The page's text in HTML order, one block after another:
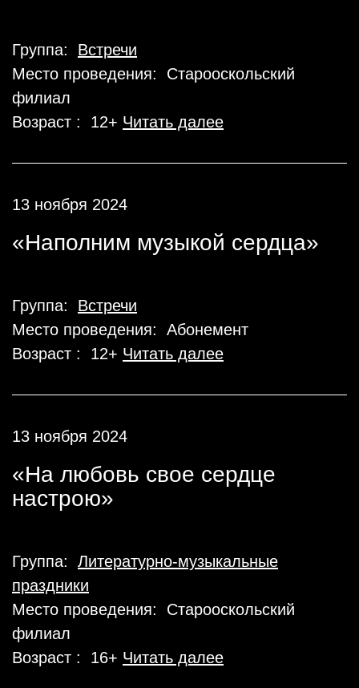
Группа: Встречи
Место проведения: Старооскольский
филиал
Возраст : 12+ Читать далее
13 ноября 2024
«Наполним музыкой сердца»
Группа: Встречи
Место проведения: Абонемент
Возраст : 12+ Читать далее
13 ноября 2024
«На любовь свое сердце
настрою»
Группа: Литературно-музыкальные
праздники
Место проведения: Старооскольский
филиал
Возраст : 16+ Читать далее